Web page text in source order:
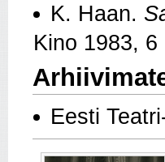
K. Haan.
Kino 1983, 6
Eesti